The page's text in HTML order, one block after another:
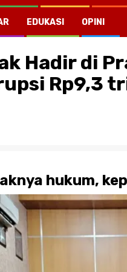
EDUKASI OPINI
Hadir di
Rp9,3
hukum,